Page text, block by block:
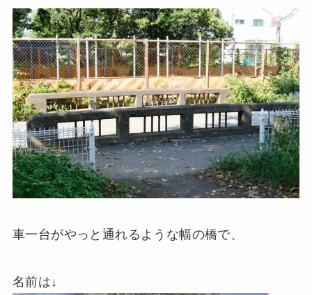
車一台がやっと通れるような幅の橋で、
名前は↓